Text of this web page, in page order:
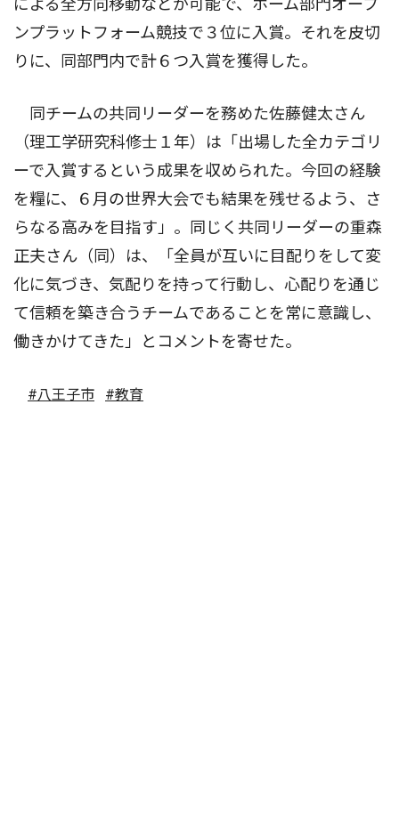
による全方向移動などが可能で、ホーム部門オープ
ンプラットフォーム競技で３位に入賞。それを皮切
りに、同部門内で計６つ入賞を獲得した。
同チームの共同リーダーを務めた佐藤健太さん
（理工学研究科修士１年）は「出場した全カテゴリ
ーで入賞するという成果を収められた。今回の経験
を糧に、６月の世界大会でも結果を残せるよう、さ
らなる高みを目指す」。同じく共同リーダーの重森
正夫さん（同）は、「全員が互いに目配りをして変
化に気づき、気配りを持って行動し、心配りを通じ
て信頼を築き合うチームであることを常に意識し、
働きかけてきた」とコメントを寄せた。
#八王子市 #教育